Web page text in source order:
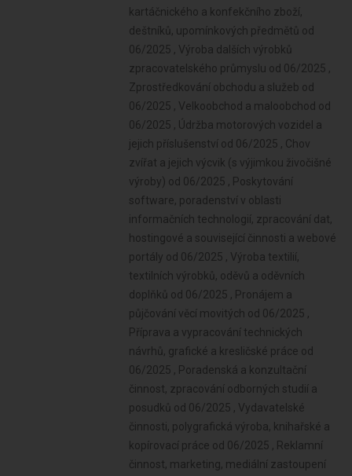
kartáčnického a konfekčního zboží,
deštníků, upomínkových předmětů od
06/2025 , Výroba dalších výrobků
zpracovatelského průmyslu od 06/2025 ,
Zprostředkování obchodu a služeb od
06/2025 , Velkoobchod a maloobchod od
06/2025 , Údržba motorových vozidel a
jejich příslušenství od 06/2025 , Chov
zvířat a jejich výcvik (s výjimkou živočišné
výroby) od 06/2025 , Poskytování
software, poradenství v oblasti
informačních technologií, zpracování dat,
hostingové a související činnosti a webové
portály od 06/2025 , Výroba textilií,
textilních výrobků, oděvů a oděvních
doplňků od 06/2025 , Pronájem a
půjčování věcí movitých od 06/2025 ,
Příprava a vypracování technických
návrhů, grafické a kresličské práce od
06/2025 , Poradenská a konzultační
činnost, zpracování odborných studií a
posudků od 06/2025 , Vydavatelské
činnosti, polygrafická výroba, knihařské a
kopírovací práce od 06/2025 , Reklamní
činnost, marketing, mediální zastoupení